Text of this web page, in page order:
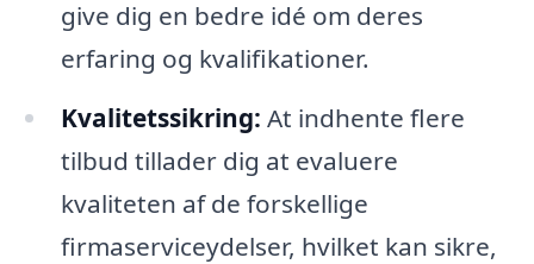
give dig en bedre idé om deres
erfaring og kvalifikationer.
Kvalitetssikring: At indhente flere
tilbud tillader dig at evaluere
kvaliteten af de forskellige
firmaserviceydelser, hvilket kan sikre,